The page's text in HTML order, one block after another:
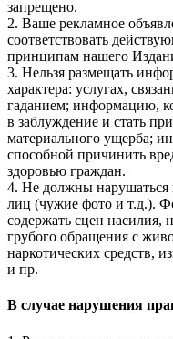
запрещено.
2. Ваше рекламное
соответствовать
принципам нашего
3. Нельзя размещать
характера: услугах,
гаданием; информацию,
в заблуждение и стать
материального ущерба;
способной причинить
здоровью граждан.
4. Не должны нарушаться
лиц (чужие фото и т.д.).
содержать сцен насилия,
грубого обращения с
наркотических средств,
и пр.
В случае нарушения